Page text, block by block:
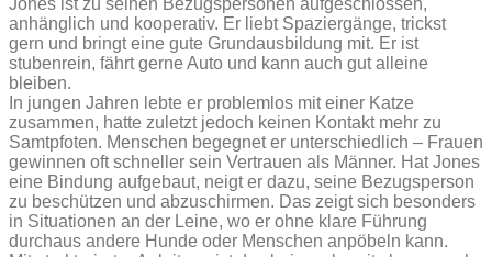
anhänglich und kooperativ. Er liebt Spaziergänge, trickst
gern und bringt eine gute Grundausbildung mit. Er ist
stubenrein, fährt gerne Auto und kann auch gut alleine
bleiben.
In jungen Jahren lebte er problemlos mit einer Katze
zusammen, hatte zuletzt jedoch keinen Kontakt mehr zu
Samtpfoten. Menschen begegnet er unterschiedlich – Frauen
gewinnen oft schneller sein Vertrauen als Männer. Hat Jones
eine Bindung aufgebaut, neigt er dazu, seine Bezugsperson
zu beschützen und abzuschirmen. Das zeigt sich besonders
in Situationen an der Leine, wo er ohne klare Führung
durchaus andere Hunde oder Menschen anpöbeln kann.